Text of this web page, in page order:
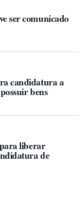
ser comunicado
candidatura a
bens
liberar
de